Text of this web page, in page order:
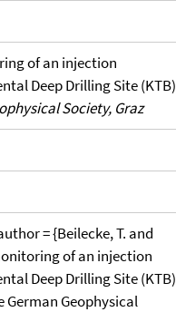
of an injection
Deep Drilling Site (KTB)
Society, Graz
= {Beilecke, T. and
of an injection
Deep Drilling Site (KTB)
Geophysical